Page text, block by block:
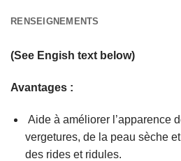
RENSEIGNEMENTS
(See Engish text below)
Avantages :
Aide à améliorer l’apparence
vergetures, de la peau sèche
des rides et ridules.